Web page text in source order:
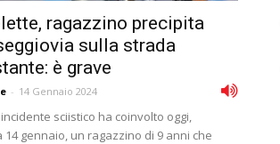
ragazzino precipita
sulla strada
è grave
- 14 Gennaio 2024
sciistico ha coinvolto oggi,
14 gennaio, un ragazzino di 9 anni che